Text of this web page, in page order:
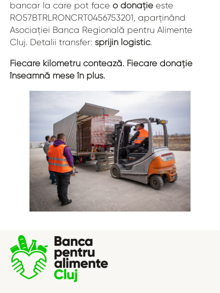
bancar la care pot face o donație este
RO57BTRLRONCRT0456753201, aparținând
Asociației Banca Regională pentru Alimente
Cluj. Detalii transfer: sprijin logistic.
Fiecare kilometru contează. Fiecare donație
înseamnă mese în plus.